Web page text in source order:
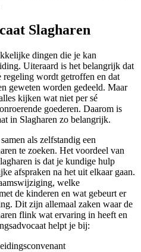
Slagharen
dingen die je kan
Uiteraard is het belangrijk dat
regeling wordt getroffen en dat
geweten worden gedeeld. Maar
kijken wat niet per sé
goederen. Daarom is
in Slagharen zo belangrijk.
als zelfstandig een
te zoeken. Het voordeel van
is dat je kundige hulp
afspraken na het uit elkaar gaan.
welke
de kinderen en wat gebeurt er
Dit zijn allemaal zaken waar de
flink wat ervaring in heeft en
helpt je bij: